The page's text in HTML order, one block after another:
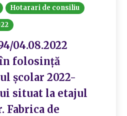
Hotarari de consiliu
04.08.2022
folosință
școlar 2022-
situat la etajul
de